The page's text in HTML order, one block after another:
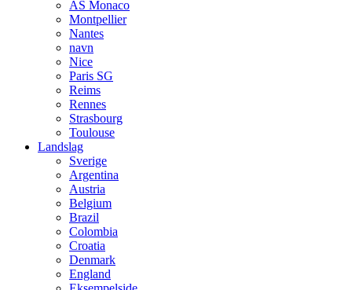
AS Monaco
Montpellier
Nantes
navn
Nice
Paris SG
Reims
Rennes
Strasbourg
Toulouse
Landslag
Sverige
Argentina
Austria
Belgium
Brazil
Colombia
Croatia
Denmark
England